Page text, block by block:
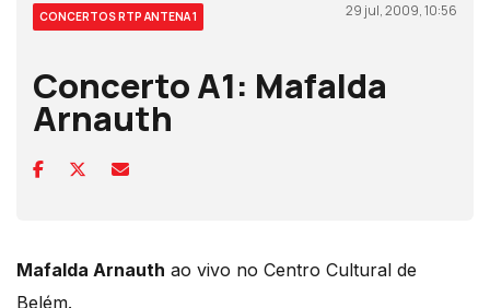
CONCERTOS RTP ANTENA 1 29 jul, 2009, 10:56
Concerto A1: Mafalda
Arnauth
Mafalda Arnauth ao vivo no Centro Cultural de
Belém.